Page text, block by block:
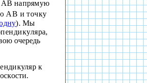
АВ напрямую
АВ и точку
). Мы
очередь
к